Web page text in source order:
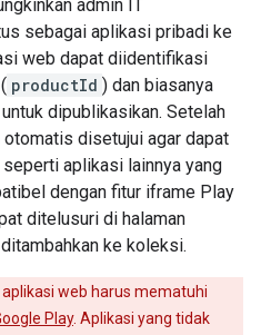
admin IT
sebagai aplikasi pribadi ke
web dapat diidentifikasi
productId ) dan biasanya
dipublikasikan. Setelah
disetujui agar dapat
aplikasi lainnya yang
dengan fitur iframe Play
ditelusuri di halaman
ke koleksi.
web harus mematuhi
Play. Aplikasi yang tidak